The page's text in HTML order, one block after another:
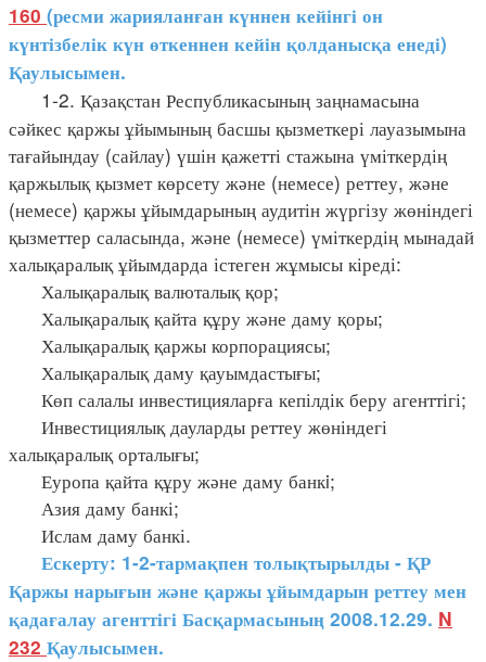
160 (ресми жарияланған күннен кейінгі он
күнтізбелік күн өткеннен кейін қолданысқа енеді)
Қаулысымен.
1-2. Қазақстан Республикасының заңнамасына
сәйкес қаржы ұйымының басшы қызметкері лауазымына
тағайындау (сайлау) үшін қажетті стажына үміткердің
қаржылық қызмет көрсету және (немесе) реттеу, және
(немесе) қаржы ұйымдарының аудитін жүргізу жөніндегі
қызметтер саласында, және (немесе) үміткердің мынадай
халықаралық ұйымдарда істеген жұмысы кіреді:
Халықаралық валюталық қор;
Халықаралық қайта құру және даму қоры;
Халықаралық қаржы корпорациясы;
Халықаралық даму қауымдастығы;
Көп салалы инвестицияларға кепілдік беру агенттігі;
Инвестициялық дауларды реттеу жөніндегі
халықаралық орталығы;
Еуропа қайта құру және даму банкi;
Азия даму банкі;
Ислам даму банкі.
Ескерту: 1-2-тармақпен толықтырылды - ҚР
Қаржы нарығын және қаржы ұйымдарын реттеу мен
қадағалау агенттігі Басқармасының 2008.12.29. N
232 Қаулысымен.